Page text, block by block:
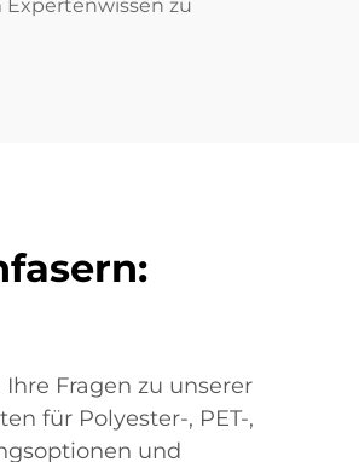
zu
Fragen zu unserer
für Polyester-, PET-,
und